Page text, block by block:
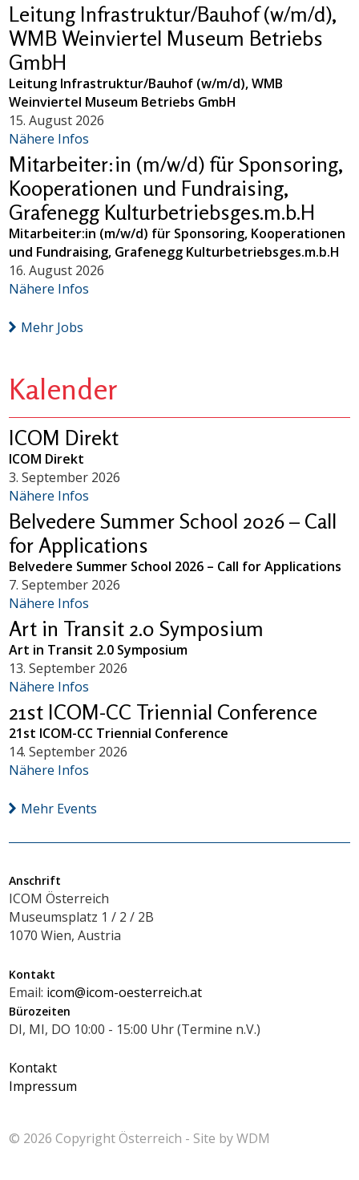
Leitung Infrastruktur/Bauhof (w/m/d),
WMB Weinviertel Museum Betriebs
GmbH
Leitung Infrastruktur/Bauhof (w/m/d), WMB
Weinviertel Museum Betriebs GmbH
15. August 2026
Nähere Infos
Mitarbeiter:in (m/w/d) für Sponsoring,
Kooperationen und Fundraising,
Grafenegg Kulturbetriebsges.m.b.H
Mitarbeiter:in (m/w/d) für Sponsoring, Kooperationen
und Fundraising, Grafenegg Kulturbetriebsges.m.b.H
16. August 2026
Nähere Infos
Mehr Jobs
Kalender
ICOM Direkt
ICOM Direkt
3. September 2026
Nähere Infos
Belvedere Summer School 2026 – Call
for Applications
Belvedere Summer School 2026 – Call for Applications
7. September 2026
Nähere Infos
Art in Transit 2.0 Symposium
Art in Transit 2.0 Symposium
13. September 2026
Nähere Infos
21st ICOM-CC Triennial Conference
21st ICOM-CC Triennial Conference
14. September 2026
Nähere Infos
Mehr Events
Anschrift
ICOM Österreich
Museumsplatz 1 / 2 / 2B
1070 Wien, Austria
Kontakt
Email: icom@icom-oesterreich.at
Bürozeiten
DI, MI, DO 10:00 - 15:00 Uhr (Termine n.V.)
Kontakt
Impressum
© 2026 CopyrightÖsterreich - Site byWDM